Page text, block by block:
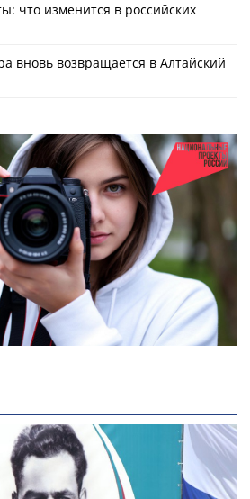
что изменится в российских
вновь возвращается в Алтайский